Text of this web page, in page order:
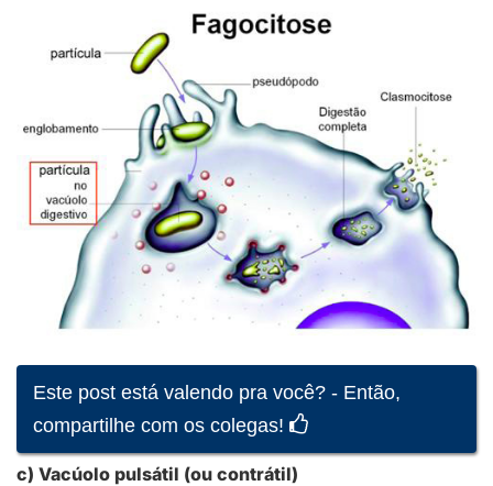
Este post está valendo pra você? - Então,
compartilhe com os colegas!
c) Vacúolo pulsátil (ou contrátil)